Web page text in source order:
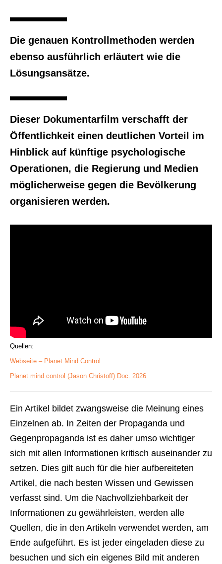
Die genauen Kontrollmethoden werden
ebenso ausführlich erläutert wie die
Lösungsansätze.
Dieser Dokumentarfilm verschafft der
Öffentlichkeit einen deutlichen Vorteil im
Hinblick auf künftige psychologische
Operationen, die Regierung und Medien
möglicherweise gegen die Bevölkerung
organisieren werden.
Quellen:
Webseite – Planet Mind Control
Planet mind control (Jason Christoff) Doc. 2026
Ein Artikel bildet zwangsweise die Meinung eines
Einzelnen ab. In Zeiten der Propaganda und
Gegenpropaganda ist es daher umso wichtiger
sich mit allen Informationen kritisch auseinander zu
setzen. Dies gilt auch für die hier aufbereiteten
Artikel, die nach besten Wissen und Gewissen
verfasst sind. Um die Nachvollziehbarkeit der
Informationen zu gewährleisten, werden alle
Quellen, die in den Artikeln verwendet werden, am
Ende aufgeführt. Es ist jeder eingeladen diese zu
besuchen und sich ein eigenes Bild mit anderen